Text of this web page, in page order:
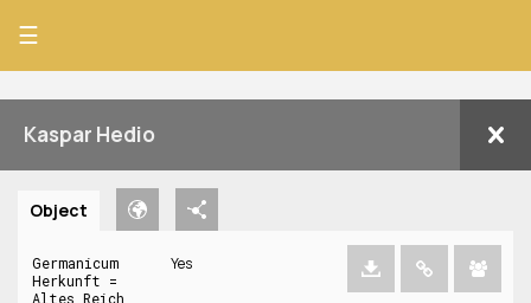
☰
Kaspar Hedio
Object
Germanicum
Herkunft =
Altes Reich
Yes